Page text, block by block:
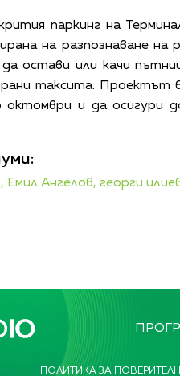
паркинг на
на разпознаване
да остави или качи
таксита. Проектът
октомври и да осигури
Емил Ангелов, георги
ПОЛИТИКА ЗА